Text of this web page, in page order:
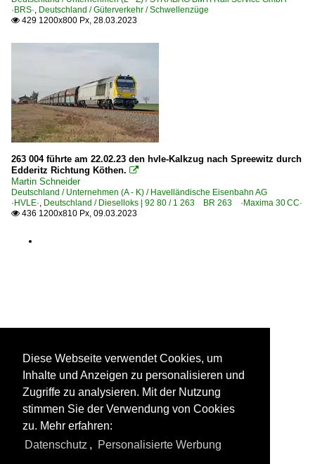
·BRS·, Deutschland / Güterverkehr / Schwellenzüge
 429 1200x800 Px, 28.03.2023
263 004 führte am 22.02.23 den hvle-Kalkzug nach Spreewitz durch
Edderitz Richtung Köthen. 
Martin Schneider
Deutschland / Unternehmen (A - K) / Havelländische Eisenbahn AG
·HVLE·, Deutschland / Dieselloks | 92 80 / 1 263 BR 263 ·Maxima 30 CC·
 436 1200x810 Px, 09.03.2023
Diese Webseite verwendet Cookies, um
Inhalte und Anzeigen zu personalisieren und
Zugriffe zu analysieren. Mit der Nutzung
stimmen Sie der Verwendung von Cookies
zu. Mehr erfahren:
Datenschutz , Personalisierte Werbung